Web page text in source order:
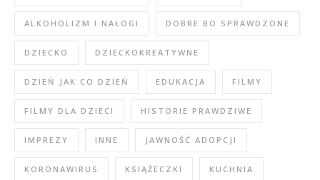
ALKOHOLIZM I NAŁOGI DOBRE BO SPRAWDZONE
DZIECKO DZIECKOKREATYWNE
DZIEŃ JAK CO DZIEŃ EDUKACJA FILMY
FILMY DLA DZIECI HISTORIE PRAWDZIWE
IMPREZY INNE JAWNOŚĆ ADOPCJI
KORONAWIRUS KSIĄŻECZKI KUCHNIA